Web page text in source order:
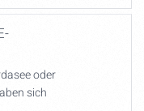
oder
sich